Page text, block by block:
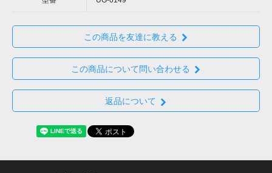
この商品を友達に教える
この商品について問い合わせる
返品について